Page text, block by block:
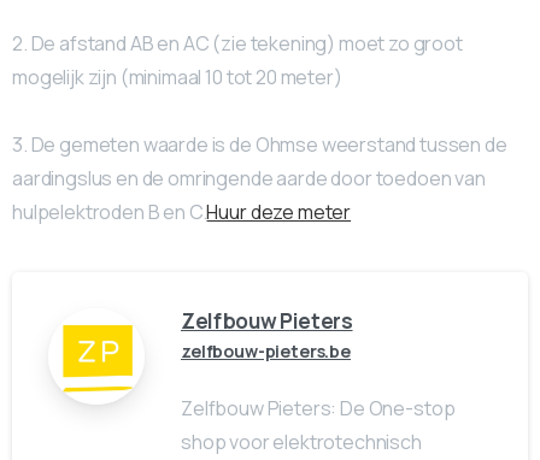
2. De afstand AB en AC (zie tekening) moet zo groot
mogelijk zijn (minimaal 10 tot 20 meter)
3. De gemeten waarde is de Ohmse weerstand tussen de
aardingslus en de omringende aarde door toedoen van
hulpelektroden B en C.Huur deze meter
Zelfbouw Pieters
zelfbouw-pieters.be
Zelfbouw Pieters: De One-stop
shop voor elektrotechnisch